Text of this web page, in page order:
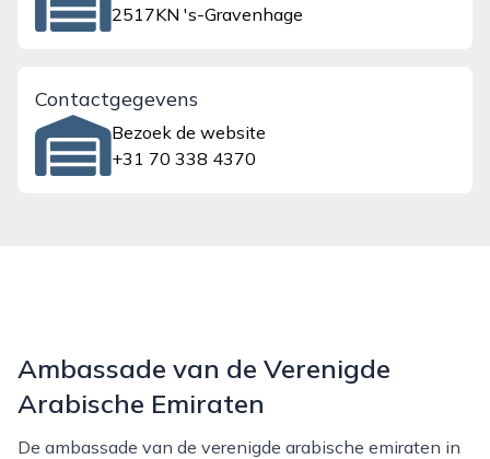
2517KN 's-Gravenhage
Contactgegevens
Bezoek de website
+31 70 338 4370
Ambassade van de Verenigde
Arabische Emiraten
De ambassade van de verenigde arabische emiraten in